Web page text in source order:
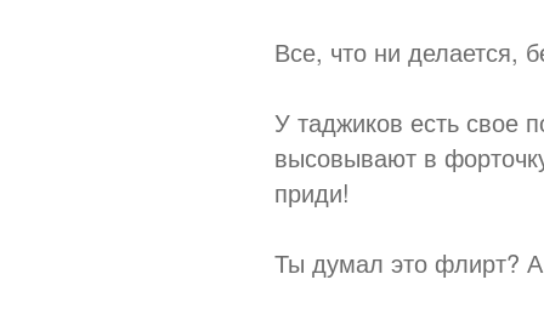
Все, что ни делается,
У таджиков есть свое
высовывают в
приди!
Ты думал это флирт? А